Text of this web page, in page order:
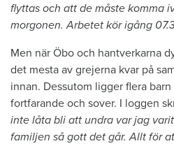
flyttas och att de måste komma
morgonen. Arbetet kör igång
Men när Öbo och hantverkarna
det mesta av grejerna kvar på
innan. Dessutom ligger flera
fortfarande och sover. I loggen
inte låta bli att undra var jag
familjen så gott det går. Allt för